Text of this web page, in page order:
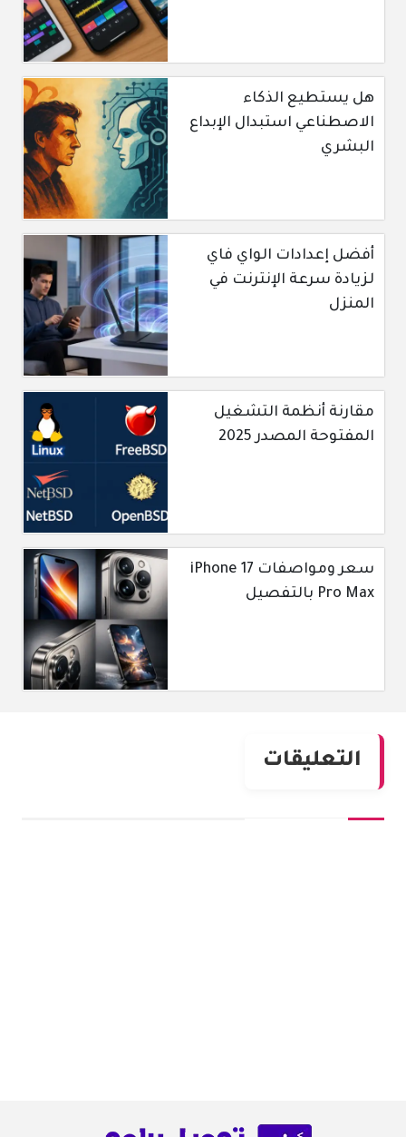
هل يستطيع الذكاء
الاصطناعي استبدال الإبداع
البشري
أفضل إعدادات الواي فاي
لزيادة سرعة الإنترنت في
المنزل
مقارنة أنظمة التشغيل
المفتوحة المصدر 2025
سعر ومواصفات iPhone 17
Pro Max بالتفصيل
التعليقات